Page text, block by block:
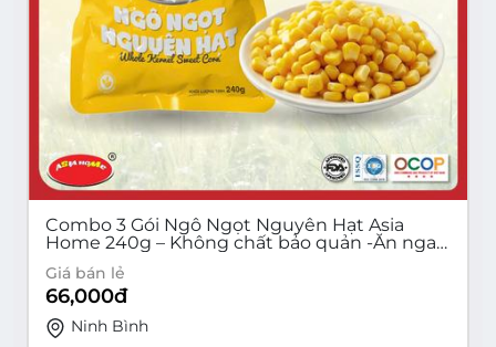
Combo 3 Gói Ngô Ngọt Nguyên Hạt Asia
Home 240g – Không chất bảo quản -Ăn ngay
hoặc chế biến
Giá bán lẻ
66,000đ
Ninh Bình